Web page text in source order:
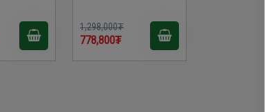
1,298,000₮
778,800₮